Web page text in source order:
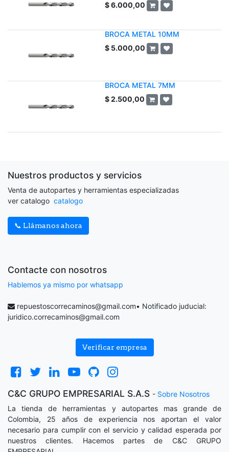
$6.000,00
BROCA METAL 10MM
$ 5.000,00
BROCA METAL 7MM
$2.500,00
Nuestros productos y servicios
Venta de autopartes y herramientas especializadas
ver catalogo catalogo
📞 Llámanos ahora
Contacte con nosotros
Hablemos ya mismo por whatsapp
repuestoscorrecaminos@gmail.com• Notificado juducial:
juridico.correcaminos@gmail.com
Verificar empresa
C&C GRUPO EMPRESARIAL S.A.S - Sobre Nosotros
La tienda de herramientas y autopartes mas grande de
Colombia, 25 años de experiencia nos aportan el valor
necesario para cumplir con el servicio y calidad esperada por
nuestros clientes. Hacemos partes de C&C GRUPO